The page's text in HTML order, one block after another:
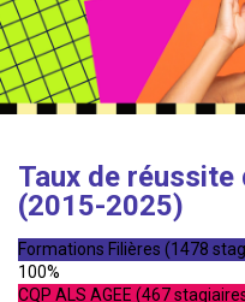
Taux de
(2015-2025)
Formations Filières (1478
100%
CQP ALS AGEE (467